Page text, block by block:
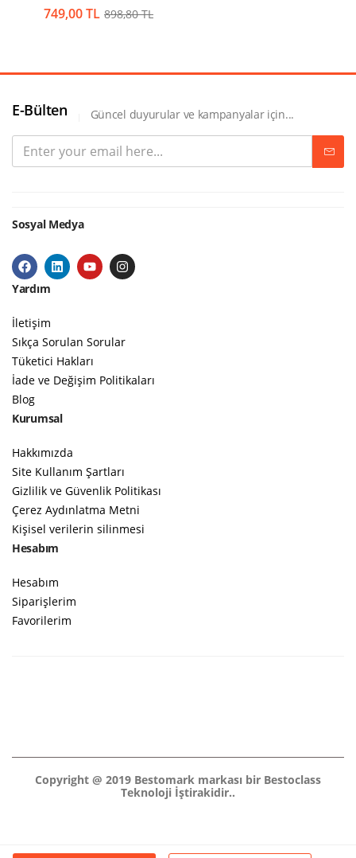
749,00TL 898,80TL
E-Bülten Güncel duyurular ve kampanyalar için...
Sosyal Medya
Yardım
İletişim
Sıkça Sorulan Sorular
Tüketici Hakları
İade ve Değişim Politikaları
Blog
Kurumsal
Hakkımızda
Site Kullanım Şartları
Gizlilik ve Güvenlik Politikası
Çerez Aydınlatma Metni
Kişisel verilerin silinmesi
Hesabım
Hesabım
Siparişlerim
Favorilerim
Copyright @ 2019 Bestomark markası bir Bestoclass
Teknoloji İştirakidir..